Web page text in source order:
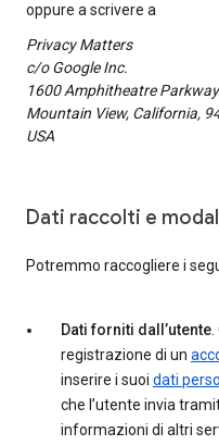
oppure a scrivere a
Privacy Matters
c/o Google Inc.
1600 Amphitheatre Parkway
Mountain View, California,
USA
Dati raccolti e
Potremmo raccogliere i
Dati forniti dall’utente
registrazione di un
inserire i suoi dati
che l’utente invia
informazioni di altri